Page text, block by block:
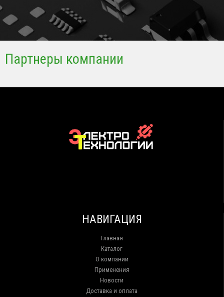
Партнеры компании
НАВИГАЦИЯ
Главная
Каталог
О компании
Применения
Новости
Доставка и оплата